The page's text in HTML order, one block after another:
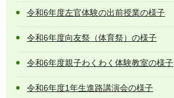
令和6年度左官体験の出前授業の様子
令和6年度向友祭（体育祭）の様子
令和6年度親子わくわく体験教室の様子
令和6年度1年生進路講演会の様子